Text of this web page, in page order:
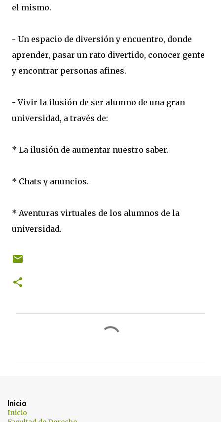
el mismo.
- Un espacio de diversión y encuentro, donde
aprender, pasar un rato divertido, conocer gente
y encontrar personas afines.
- Vivir la ilusión de ser alumno de una gran
universidad, a través de:
* La ilusión de aumentar nuestro saber.
* Chats y anuncios.
* Aventuras virtuales de los alumnos de la
universidad.
a
Inicio
Inicio